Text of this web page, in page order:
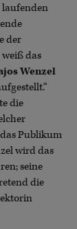
laufenden
der
das
Wenzel
die
Publikum
wird das
seine
die